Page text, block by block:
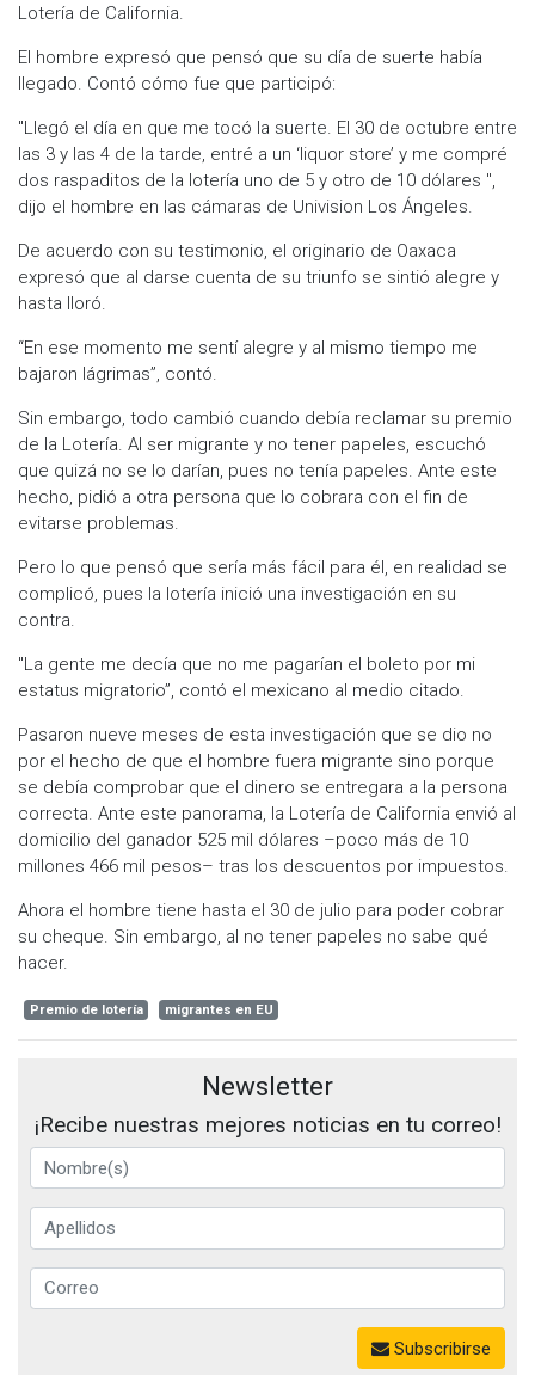
Lotería de California.
El hombre expresó que pensó que su día de suerte había
llegado. Contó cómo fue que participó:
"Llegó el día en que me tocó la suerte. El 30 de octubre entre
las 3 y las 4 de la tarde, entré a un ‘liquor store’ y me compré
dos raspaditos de la lotería uno de 5 y otro de 10 dólares ",
dijo el hombre en las cámaras de Univision Los Ángeles.
De acuerdo con su testimonio, el originario de Oaxaca
expresó que al darse cuenta de su triunfo se sintió alegre y
hasta lloró.
“En ese momento me sentí alegre y al mismo tiempo me
bajaron lágrimas”, contó.
Sin embargo, todo cambió cuando debía reclamar su premio
de la Lotería. Al ser migrante y no tener papeles, escuchó
que quizá no se lo darían, pues no tenía papeles. Ante este
hecho, pidió a otra persona que lo cobrara con el fin de
evitarse problemas.
Pero lo que pensó que sería más fácil para él, en realidad se
complicó, pues la lotería inició una investigación en su
contra.
"La gente me decía que no me pagarían el boleto por mi
estatus migratorio”, contó el mexicano al medio citado.
Pasaron nueve meses de esta investigación que se dio no
por el hecho de que el hombre fuera migrante sino porque
se debía comprobar que el dinero se entregara a la persona
correcta. Ante este panorama, la Lotería de California envió al
domicilio del ganador 525 mil dólares –poco más de 10
millones 466 mil pesos– tras los descuentos por impuestos.
Ahora el hombre tiene hasta el 30 de julio para poder cobrar
su cheque. Sin embargo, al no tener papeles no sabe qué
hacer.
Premio de lotería migrantes en EU
Newsletter
¡Recibe nuestras mejores noticias en tu correo!
Subscribirse